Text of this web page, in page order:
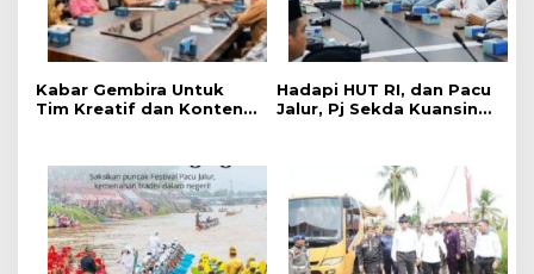
‎Kabar Gembira Untuk
Tim Kreatif dan Konten
Adakan Lomba Foto dan
Video Pacu Jalur
Hadapi HUT RI, dan Pacu
Jalur, Pj Sekda Kuansing